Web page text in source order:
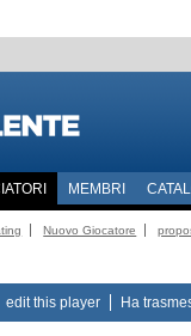
MEMBRI
Nuovo Giocatore
edit this player Ha